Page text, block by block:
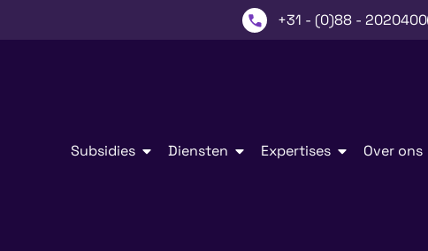
+31 - (0)88 - 2020400
Subsidies Diensten Expertises Over ons